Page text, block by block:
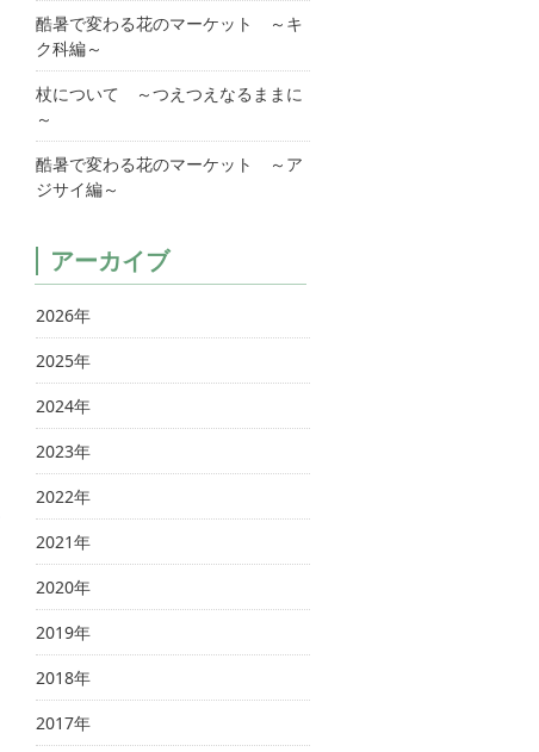
酷暑で変わる花のマーケット ～キ
ク科編～
杖について ～つえつえなるままに
～
酷暑で変わる花のマーケット ～ア
ジサイ編～
アーカイブ
2026年
2025年
2024年
2023年
2022年
2021年
2020年
2019年
2018年
2017年